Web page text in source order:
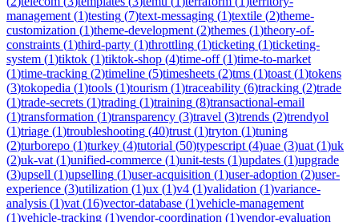
management (1)testing (7)text-messaging (1)textile (2)theme-
customization (1)theme-development (2)themes (1)theory-of-
constraints (1)third-party (1)throttling (1)ticketing (1)ticketing-
system (1)tiktok (1)tiktok-shop (4)time-off(1)time-to-market
(1)time-tracking (2)timeline (5)timesheets (2)tms (1)toast (1)tokens
(3)tokopedia (1)tools (1)tourism (1)traceability (6)tracking (2)trade
(1)trade-secrets (1)trading (1)training (8)transactional-email
(1)transformation (1)transparency (3)travel (3)trends (2)trendyol
(1)triage (1)troubleshooting (40)trust (1)tryton (1)tuning
(2)turborepo (1)turkey (4)tutorial (50)typescript (4)uae (3)uat (1)uk
(2)uk-vat (1)unified-commerce (1)unit-tests (1)updates (1)upgrade
(3)upsell (1)upselling (1)user-acquisition (1)user-adoption (2)user-
experience (3)utilization (1)ux (1)v4 (1)validation (1)variance-
analysis (1)vat (16)vector-database (1)vehicle-management
(1)vehicle-tracking (1)vendor-coordination (1)vendor-evaluation